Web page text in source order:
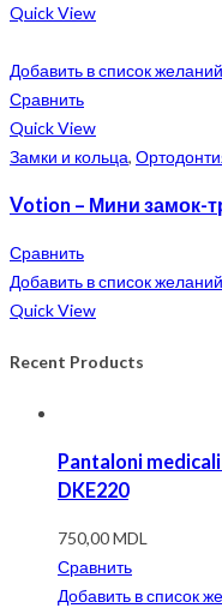
Quick View
Добавить в список желаний
Сравнить
Quick View
Замки и кольца,
Votion – Мини замок-
Сравнить
Добавить в список желаний
Quick View
Recent Products
Pantaloni
DKE220
750,00MDL
Сравнить
Добавить в список